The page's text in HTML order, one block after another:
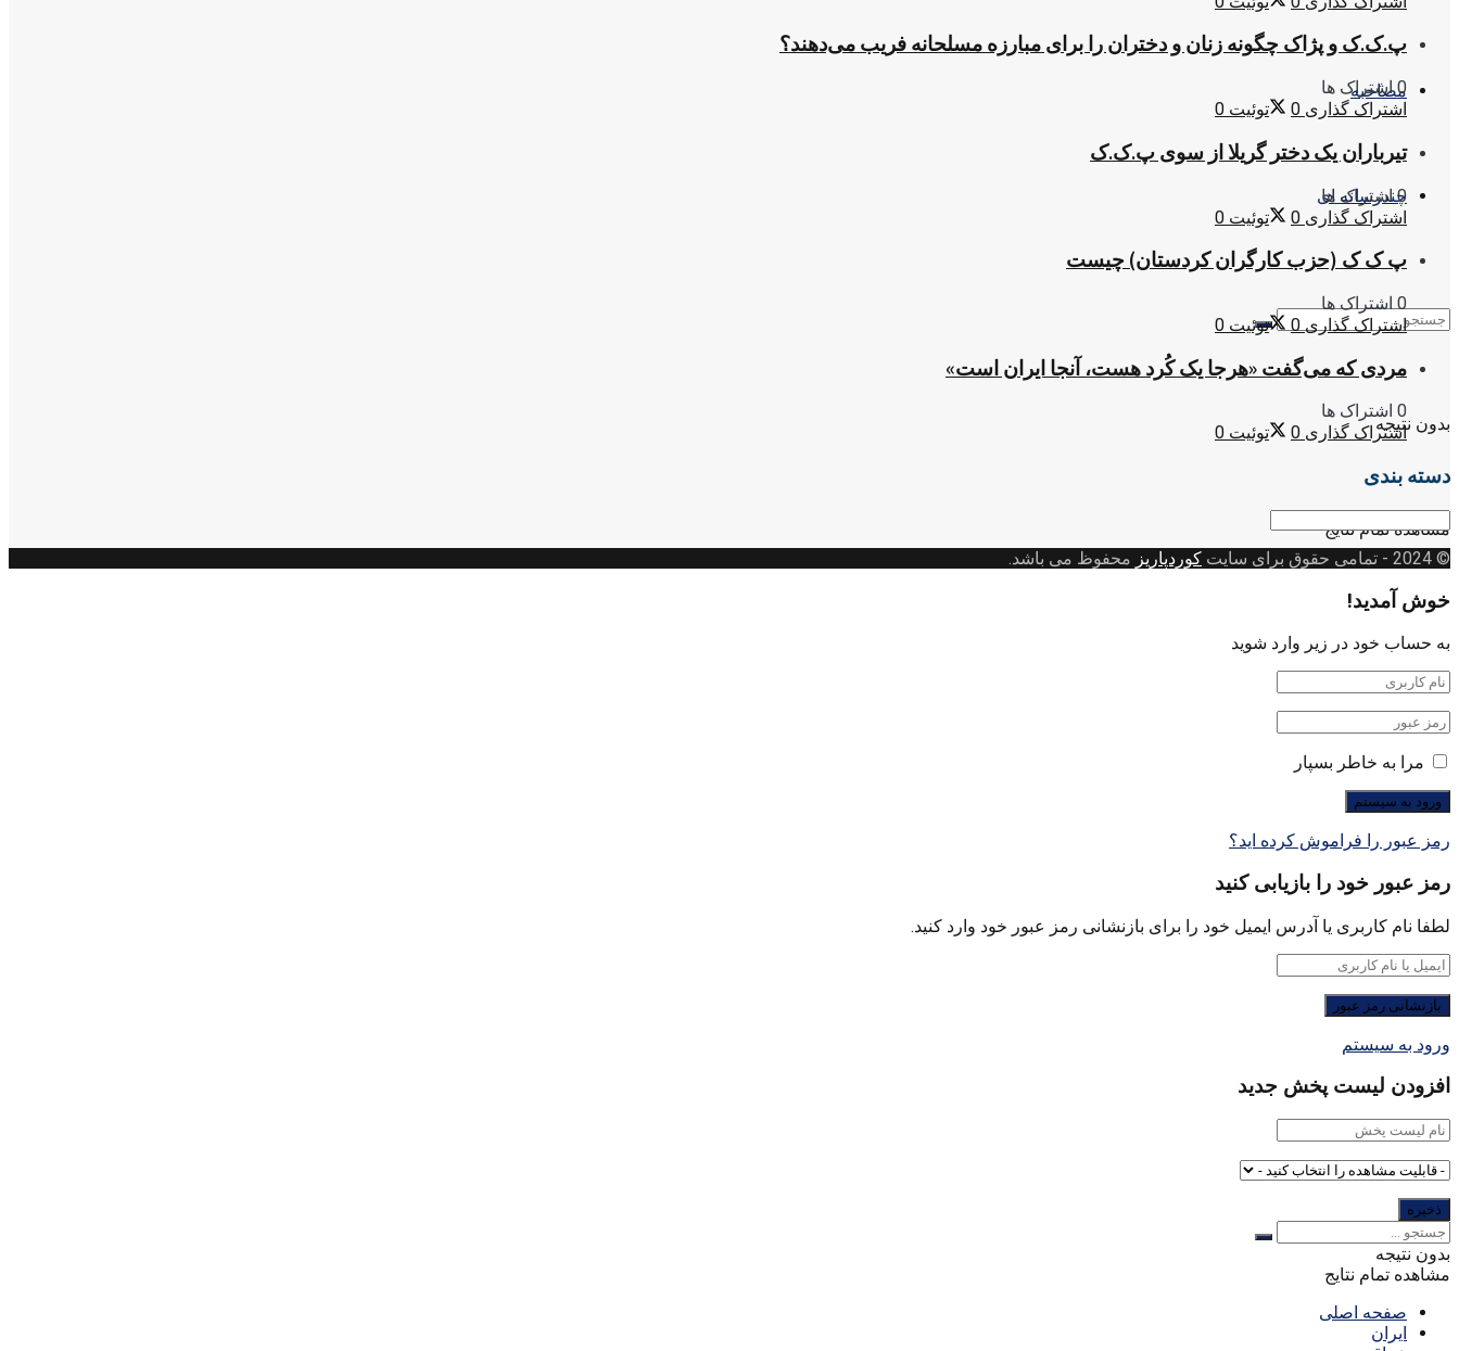
مصاحبه
چندرسانه ای
بدون نتیجه
مشاهده تمام نتایج
پ.ک.ک و پژاک چگونه زنان و دختران را برای مبارزه مسلحانه فریب می‌دهند؟
0 اشتراک ها
اشتراک گذاری 0 توئیت 0
تیرباران یک دختر گریلا از سوی پ.ک.ک
0 اشتراک ها
اشتراک گذاری 0 توئیت 0
پ ک ک (حزب کارگران کردستان) چیست
0 اشتراک ها
اشتراک گذاری 0 توئیت 0
مردی که می‌گفت «هرجا یک کُرد هست، آنجا ایران است»
0 اشتراک ها
اشتراک گذاری 0 توئیت 0
دسته بندی
دسته
بندی
© 2024
- تمامی حقوق برای سایت کوردپاریز محفوظ می باشد.
خوش آمدید!
به حساب خود در زیر وارد شوید
مرا به خاطر بسپار
رمز عبور را فراموش کرده اید؟
رمز عبور خود را بازیابی کنید
لطفا نام کاربری یا آدرس ایمیل خود را برای بازنشانی رمز عبور خود وارد کنید.
ورود به سیستم
افزودن لیست پخش جدید
بدون نتیجه
مشاهده تمام نتایج
صفحه اصلی
ایران